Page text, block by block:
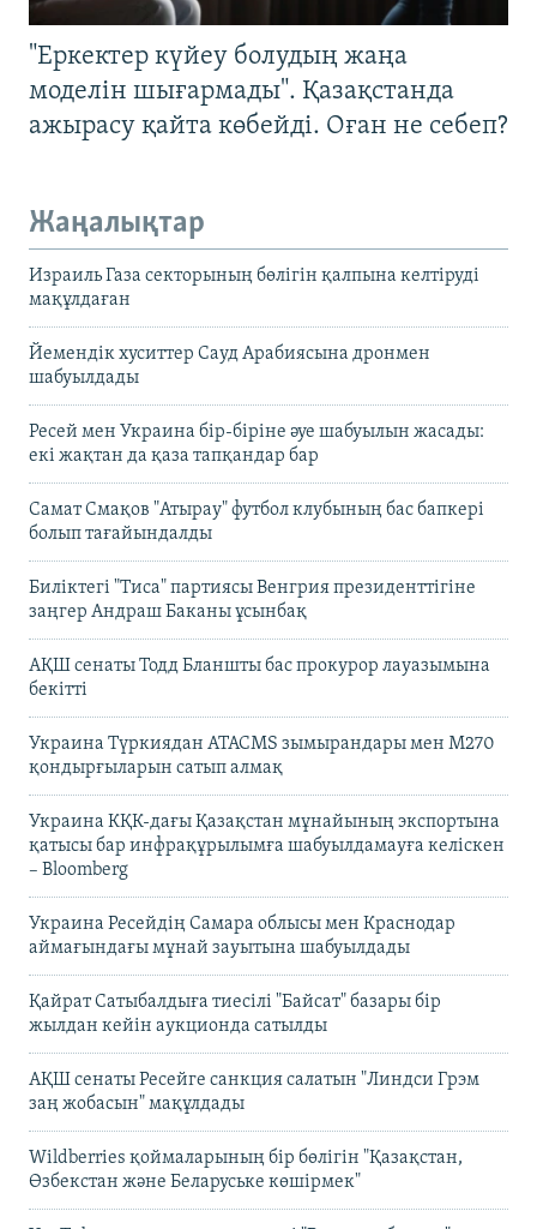
"Еркектер күйеу болудың жаңа
моделін шығармады". Қазақстанда
ажырасу қайта көбейді. Оған не себеп?
Жаңалықтар
Израиль Газа секторының бөлігін қалпына келтіруді
мақұлдаған
Йемендік хуситтер Сауд Арабиясына дронмен
шабуылдады
Ресей мен Украина бір-біріне әуе шабуылын жасады:
екі жақтан да қаза тапқандар бар
Самат Смақов "Атырау" футбол клубының бас бапкері
болып тағайындалды
Биліктегі "Тиса" партиясы Венгрия президенттігіне
заңгер Андраш Баканы ұсынбақ
АҚШ сенаты Тодд Бланшты бас прокурор лауазымына
бекітті
Украина Түркиядан ATACMS зымырандары мен M270
қондырғыларын сатып алмақ
Украина КҚК-дағы Қазақстан мұнайының экспортына
қатысы бар инфрақұрылымға шабуылдамауға келіскен
– Bloomberg
Украина Ресейдің Самара облысы мен Краснодар
аймағындағы мұнай зауытына шабуылдады
Қайрат Сатыбалдыға тиесілі "Байсат" базары бір
жылдан кейін аукционда сатылды
АҚШ сенаты Ресейге санкция салатын "Линдси Грэм
заң жобасын" мақұлдады
Wildberries қоймаларының бір бөлігін "Қазақстан,
Өзбекстан және Беларуське көшірмек"